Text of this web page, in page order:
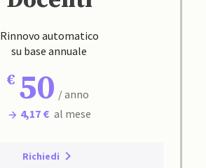
Rinnovo automatico
su base annuale
50 / anno
4,17 € al mese
Richiedi